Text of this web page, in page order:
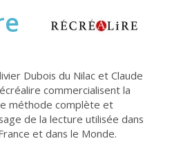
Dubois du Nilac et Claude
commercialisent la
méthode complète et
de la lecture utilisée dans
et dans le Monde.